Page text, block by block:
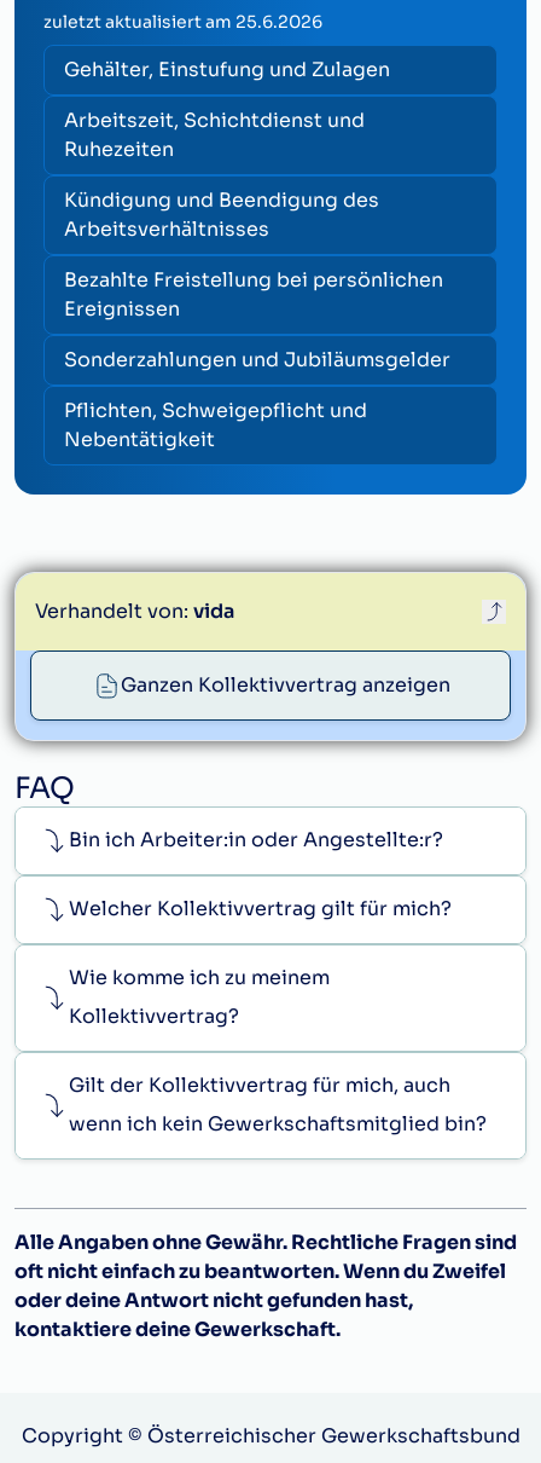
zuletzt aktualisiert am 25.6.2026
Gehälter, Einstufung und Zulagen
Arbeitszeit, Schichtdienst und
Ruhezeiten
Kündigung und Beendigung des
Arbeitsverhältnisses
Bezahlte Freistellung bei persönlichen
Ereignissen
Sonderzahlungen und Jubiläumsgelder
Pflichten, Schweigepflicht und
Nebentätigkeit
Ganzen Kollektivvertrag anzeigen
Verhandelt von: vida
info@vida.at
FAQ
Bin ich Arbeiter:in oder Angestellte:r?
Welcher Kollektivvertrag gilt für mich?
Wie komme ich zu meinem
Kollektivvertrag?
Gilt der Kollektivvertrag für mich, auch
wenn ich kein Gewerkschaftsmitglied bin?
Alle Angaben ohne Gewähr. Rechtliche Fragen sind
oft nicht einfach zu beantworten. Wenn du Zweifel
oder deine Antwort nicht gefunden hast,
kontaktiere deine Gewerkschaft.
Copyright © Österreichischer Gewerkschaftsbund